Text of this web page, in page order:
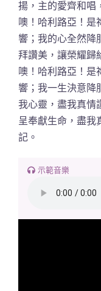
揚，主的愛齊和唱
噢！哈利路亞！是
響；我的心全然降
拜讚美，讓榮耀歸
噢！哈利路亞！是
響；我一生決意降
我心靈，盡我真情
呈奉獻生命，盡我
記。
示範音樂